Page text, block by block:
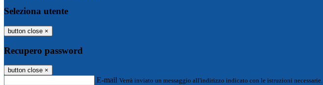
Seleziona utente
button close ×
Recupero password
button close ×
E-mail Verrà inviato un messaggio all'indirizzo indicato con le istruzioni necessarie.